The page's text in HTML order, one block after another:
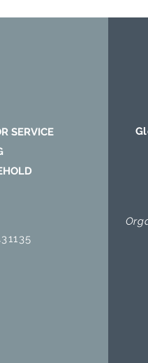
SERVICE